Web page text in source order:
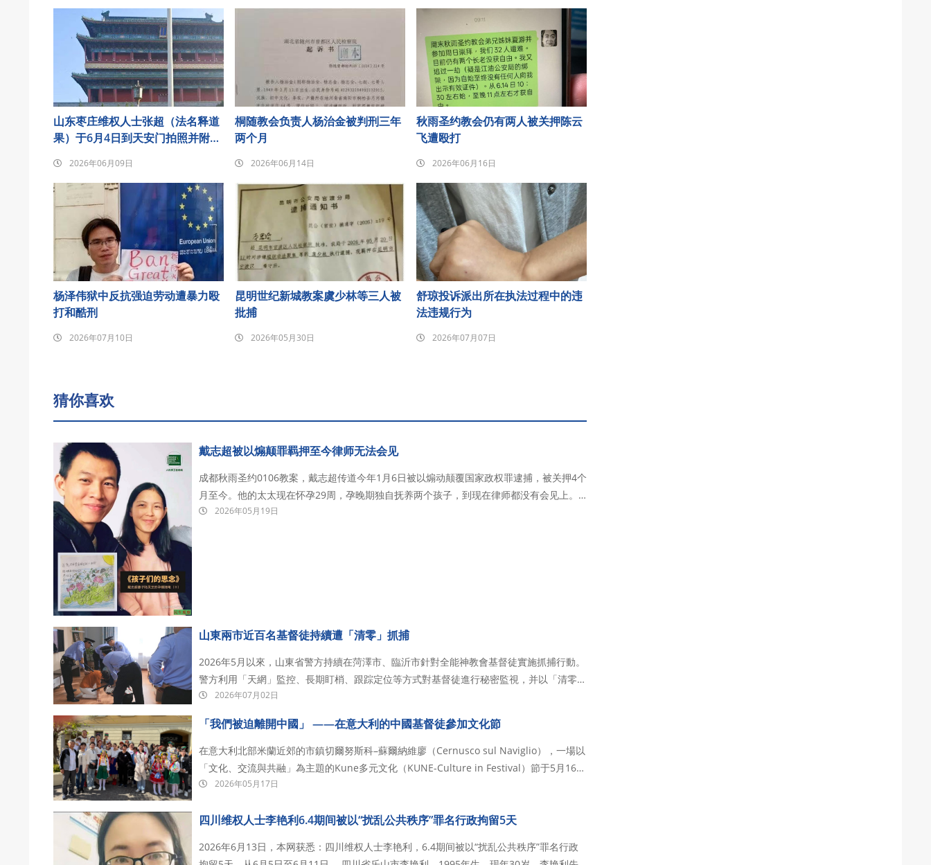
山东枣庄维权人士张超（法名释道
果）于6月4日到天安门拍照并附诗
2026年06月09日
桐随教会负责人杨治金被判刑三年
两个月
2026年06月14日
秋雨圣约教会仍有两人被关押陈云
飞遭殴打
2026年06月16日
杨泽伟狱中反抗强迫劳动遭暴力殴
打和酷刑
2026年07月10日
昆明世纪新城教案虞少林等三人被
批捕
2026年05月30日
舒琼投诉派出所在执法过程中的违
法违规行为
2026年07月07日
猜你喜欢
戴志超被以煽颠罪羁押至今律师无法会见
成都秋雨圣约0106教案，戴志超传道今年1月6日被以煽动颠覆国家政权罪逮捕，被关押4个
月至今。他的太太现在怀孕29周，孕晚期独自抚养两个孩子，到现在律师都没有会见上。
其目前被关押在德阳看守所。 戴志超，成都秋雨圣约教会传道人。 2026年1月6日，在教会
2026年05月19日
山東兩市近百名基督徒持續遭「清零」抓捕
2026年5月以來，山東省警方持續在菏澤市、臨沂市針對全能神教會基督徒實施抓捕行動。
警方利用「天網」監控、長期盯梢、跟踪定位等方式對基督徒進行秘密監視，并以「清零」
為目標展開大規模抓捕。據知情人士透露，僅5月至6月期間，山東兩市已有近百名基督徒
2026年07月02日
「我們被迫離開中國」 ——在意大利的中國基督徒參加文化節
在意大利北部米蘭近郊的市鎮切爾努斯科–蘇爾納維廖（Cernusco sul Naviglio），一場以
「文化、交流與共融」為主題的Kune多元文化（KUNE-Culture in Festival）節于5月16日
拉開帷幕。來自烏克蘭、秘魯、巴西、中國等多個國家和地區的文化團體齊聚一堂，通過舞
2026年05月17日
四川维权人士李艳利6.4期间被以“扰乱公共秩序”罪名行政拘留5天
2026年6月13日，本网获悉：四川维权人士李艳利，6.4期间被以“扰乱公共秩序”罪名行政